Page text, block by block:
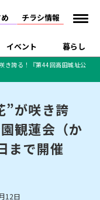
チラシ情報
イベント 暮らし
下越
上越
閉店
閉店まとめ
現地レポート
洋食
祭り・伝統行事
ライブ・コンサート
住宅メーカー・工務
店
インタビュー
とめ
ラッグストア・ホーム
ンター
き誇る！『第44回高田城址公
”が咲き誇
観蓮会（か
まで開催
12日